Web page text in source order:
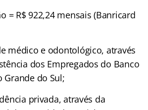
= R$ 922,24 mensais (Banricard
médico e odontológico, através
dos Empregados do Banco
Grande do Sul;
privada, através da